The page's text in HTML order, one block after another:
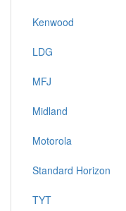
Kenwood
LDG
MFJ
Midland
Motorola
Standard Horizon
TYT